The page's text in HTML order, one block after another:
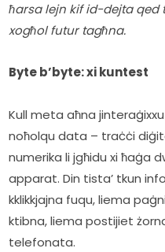
ħarsa lejn kif id-dejta qed
xogħol futur tagħna.
Byte b’byte: xi kuntest
Kull meta aħna
noħolqu data – traċċi
numerika li jgħidu xi ħaġa
apparat. Din tista’ tkun
kklikkjajna fuqu, liema
ktibna, liema postijiet
telefonata.